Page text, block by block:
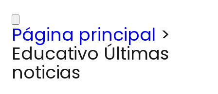
Página principal >
Educativo Últimas
noticias